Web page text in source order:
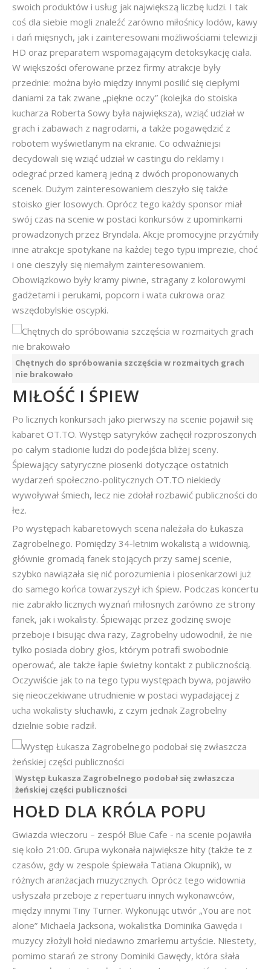
swoich produktów i usług jak największą liczbę ludzi. I tak
coś dla siebie mogli znaleźć zarówno miłośnicy lodów, kawy
i dań mięsnych, jak i zainteresowani możliwościami telewizji
HD oraz preparatem wspomagającym detoksykację ciała.
W większości oferowane przez firmy atrakcje były
przednie: można było między innymi posilić się ciepłymi
daniami za tak zwane „piękne oczy” (kolejka do stoiska
kucharza Roberta Sowy była największa), wziąć udział w
grach i zabawach z nagrodami, a także pogawędzić z
robotem wyświetlanym na ekranie. Co odważniejsi
decydowali się wziąć udział w castingu do reklamy i
odegrać przed kamerą jedną z dwóch proponowanych
scenek. Dużym zainteresowaniem cieszyło się także
stoisko gier losowych. Oprócz tego każdy sponsor miał
swój czas na scenie w postaci konkursów z upominkami
prowadzonych przez Bryndala. Akcje promocyjne przyćmiły
inne atrakcje spotykane na każdej tego typu imprezie, choć
i one cieszyły się niemałym zainteresowaniem.
Obowiązkowo były kramy piwne, stragany z kolorowymi
gadżetami i perukami, popcorn i wata cukrowa oraz
wszędobylskie oscypki.
Chętnych do spróbowania szczęścia w rozmaitych grach
nie brakowało
MIŁOŚĆ I ŚPIEW
Po licznych konkursach jako pierwszy na scenie pojawił się
kabaret OT.TO. Występ satyryków zachęcił rozproszonych
po całym stadionie ludzi do podejścia bliżej sceny.
Śpiewający satyryczne piosenki dotyczące ostatnich
wydarzeń społeczno-politycznych OT.TO niekiedy
wywoływał śmiech, lecz nie zdołał rozbawić publiczności do
łez.
Po występach kabaretowych scena należała do Łukasza
Zagrobelnego. Pomiędzy 34-letnim wokalistą a widownią,
głównie gromadą fanek stojących przy samej scenie,
szybko nawiązała się nić porozumienia i piosenkarzowi już
do samego końca towarzyszył ich śpiew. Podczas koncertu
nie zabrakło licznych wyznań miłosnych zarówno ze strony
fanek, jak i wokalisty. Śpiewając przez godzinę swoje
przeboje i bisując dwa razy, Zagrobelny udowodnił, że nie
tylko posiada dobry głos, którym potrafi swobodnie
operować, ale także łapie świetny kontakt z publicznością.
Oczywiście jak to na tego typu występach bywa, pojawiło
się nieoczekiwane utrudnienie w postaci wypadającej z
ucha wokalisty słuchawki, z czym jednak Zagrobelny
dzielnie sobie radził.
Występ Łukasza Zagrobelnego podobał się zwłaszcza
żeńskiej części publiczności
HOŁD DLA KRÓLA POPU
Gwiazda wieczoru – zespół Blue Cafe - na scenie pojawiła
się koło 21:00. Grupa wykonała największe hity (także te z
czasów, gdy w zespole śpiewała Tatiana Okupnik), w
różnych aranżacjach muzycznych. Oprócz tego widownia
usłyszała przeboje z repertuaru innych wykonawców,
między innymi Tiny Turner. Wykonując utwór „You are not
alone” Michaela Jacksona, wokalistka Dominika Gawęda i
muzycy złożyli hołd niedawno zmarłemu artyście. Niestety,
pomimo starań ze strony Dominiki Gawędy, która słała